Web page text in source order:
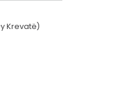
Krevatë)